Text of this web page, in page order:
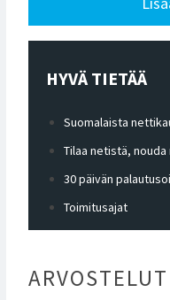
HYVÄ TIETÄÄ
Suomalaista
Tilaa netistä,
30 päivän
Toimitusajat
ARVOSTELUT